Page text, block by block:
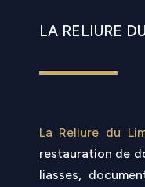
LA RELIURE
La Reliure du
restauration de
liasses,